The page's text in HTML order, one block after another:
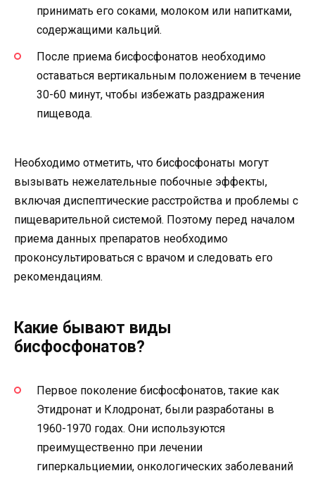
принимать его соками, молоком или напитками,
содержащими кальций.
После приема бисфосфонатов необходимо
оставаться вертикальным положением в течение
30-60 минут, чтобы избежать раздражения
пищевода.
Необходимо отметить, что бисфосфонаты могут
вызывать нежелательные побочные эффекты,
включая диспептические расстройства и проблемы с
пищеварительной системой. Поэтому перед началом
приема данных препаратов необходимо
проконсультироваться с врачом и следовать его
рекомендациям.
Какие бывают виды
бисфосфонатов?
Первое поколение бисфосфонатов, такие как
Этидронат и Клодронат, были разработаны в
1960-1970 годах. Они используются
преимущественно при лечении
гиперкальциемии, онкологических заболеваний